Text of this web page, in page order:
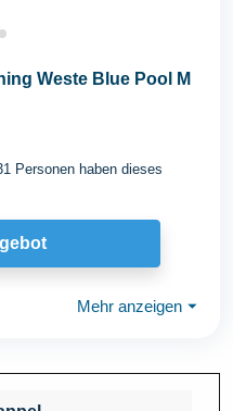
Weste Blue Pool M
Personen haben dieses
Mehr anzeigen ⏷